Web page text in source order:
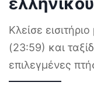
Κλείσε
(23:59) και
επιλεγμένες